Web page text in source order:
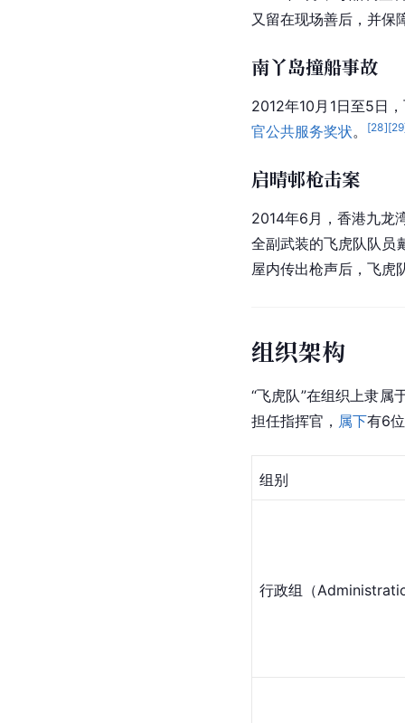
又留在现场善后，并保
南丫岛撞船事故
2012年10月1日至5日
官公共服务奖状。 [28][29
启晴邨枪击案
2014年6月，香港九龙
全副武装的飞虎队队员
屋内传出枪声后，飞虎
组织架构
“飞虎队”在组织上隶属
担任指挥官， 属下有6位
组别
行政组（